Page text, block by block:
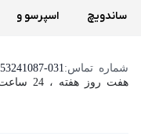
ساندویچ
ساز کنوود
مدل
اسپرسو و
دولچه
شماره تماس: 53241087-031
هفت روز هفته ، 24 ساعت شبانه‌روز پاسخگوی شما هستیم.